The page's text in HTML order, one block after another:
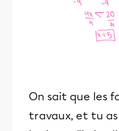
On sait que les
travaux, et tu as